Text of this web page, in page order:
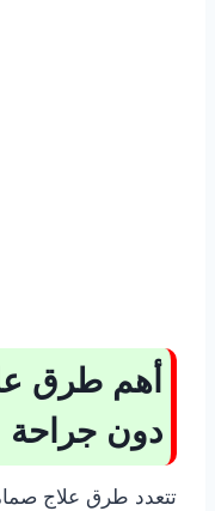
أهم طرق
دون جراحة
تتعدد طرق علاج